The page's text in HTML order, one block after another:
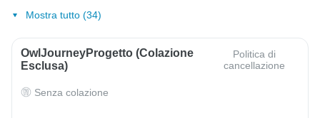
Mostra tutto (34)
OwlJourneyProgetto (colazione
Esclusa)
Politica di
cancellazione
Senza colazione